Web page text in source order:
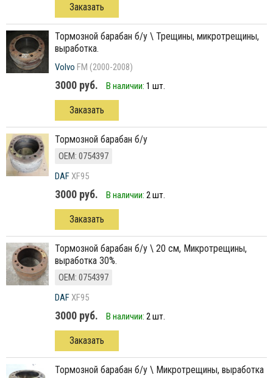
Заказать
тормозной барабан б/у \ Трещины, микротрещины,
выработка.
Volvo FM (2000-2008)
3000 руб. В наличии: 1 шт.
Заказать
тормозной барабан б/у
ОЕМ: 0754397
DAFXF95
3000 руб. В наличии: 2 шт.
Заказать
тормозной барабан б/у \ 20 см, Микротрещины,
выработка 30%.
ОЕМ: 0754397
DAFXF95
3000 руб. В наличии: 2 шт.
Заказать
тормозной барабан б/у \ Микротрещины, выработка